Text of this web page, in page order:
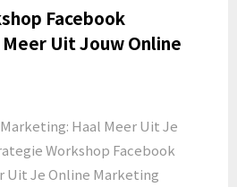
Facebook
Uit Jouw Online
Haal Meer Uit Je
Workshop Facebook
Uit Je Online Marketing